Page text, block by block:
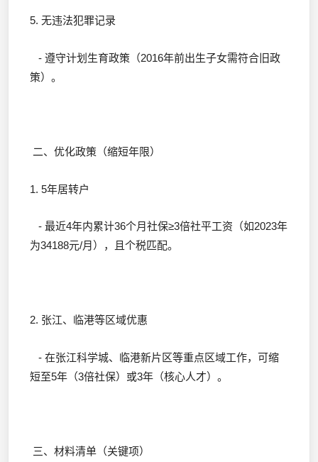
5. 无违法犯罪记录
- 遵守计划生育政策（2016年前出生子女需符合旧政
策）。
二、优化政策（缩短年限）
1. 5年居转户
- 最近4年内累计36个月社保≥3倍社平工资（如2023年
为34188元/月），且个税匹配。
2. 张江、临港等区域优惠
- 在张江科学城、临港新片区等重点区域工作，可缩
短至5年（3倍社保）或3年（核心人才）。
三、材料清单（关键项）